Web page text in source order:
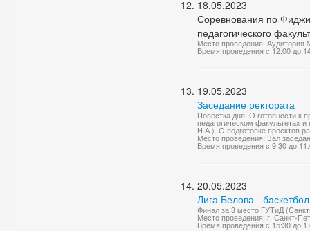
18.05.2023
Соревнования по
педагогического
Место проведения:
Время проведения с 12:00 до
19.05.2023
Заседание ректората
Повестка дня: О готовности к
педагогическом факультетах
Н.А.). О подготовке проектов
Место проведения: Зал
Время проведения с 9:30 до
20.05.2023
Лига Белова -
Финал за 3 место ГУТиД
Место проведения: г. Санкт-
Время проведения с 15:30 до